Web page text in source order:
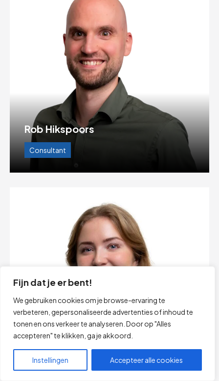
Fijn dat je er bent!
We gebruiken cookies om je browse-ervaring te
verbeteren, gepersonaliseerde advertenties of inhoud te
tonen en ons verkeer te analyseren. Door op "Alles
accepteren" te klikken, ga je akkoord.
Instellingen Accepteer alle cookies
Rob Hikspoors
Consultant
Robin van der Putten
Marketing